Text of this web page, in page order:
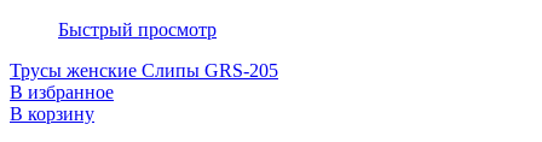
Быстрый просмотр
Трусы женские Слипы GRS-205
В избранное
В корзину